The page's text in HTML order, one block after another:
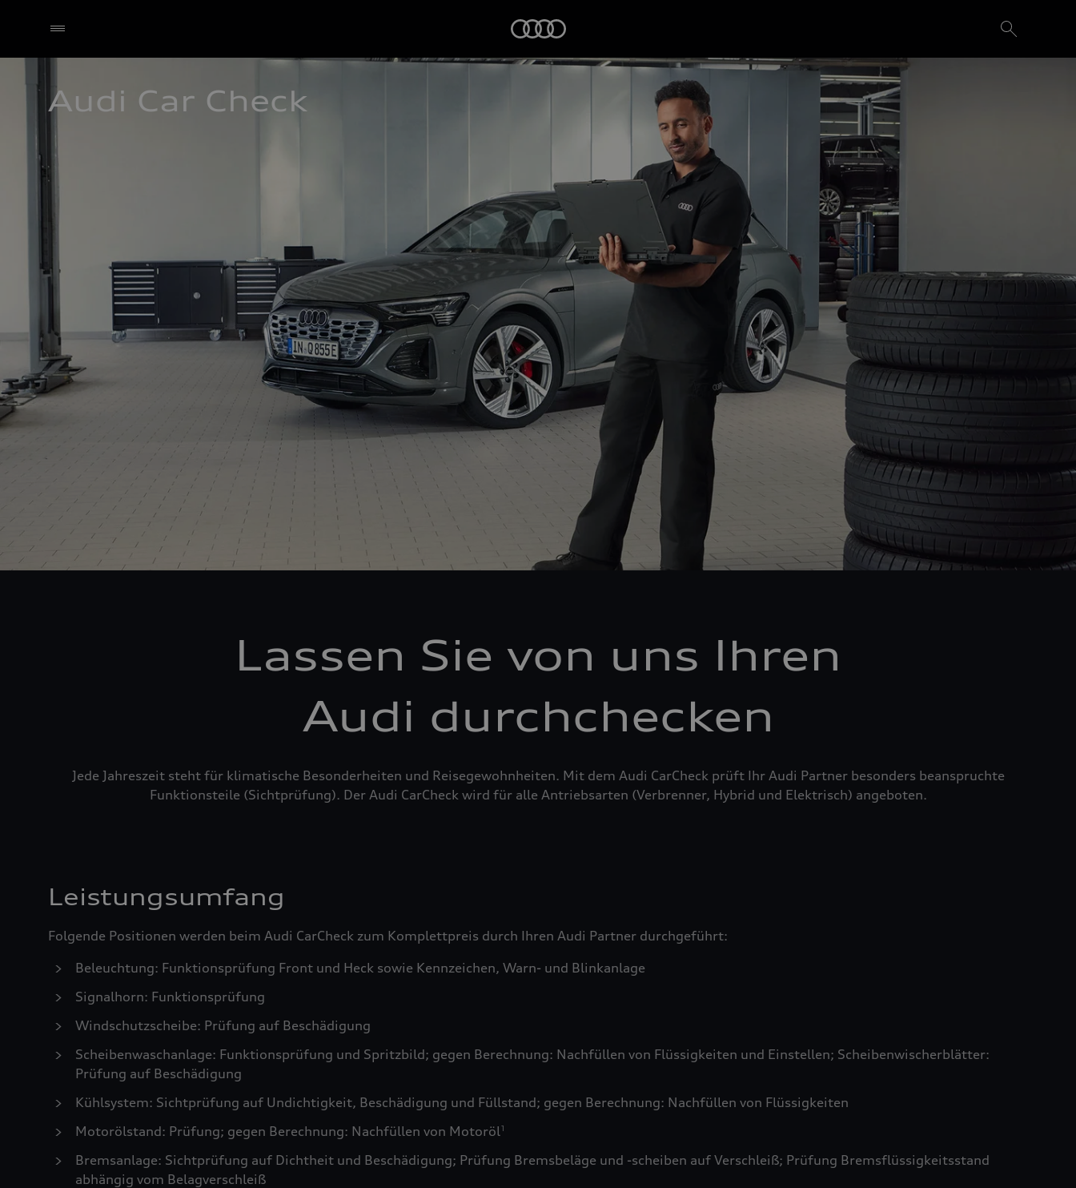
Audi Car Check
Lassen Sie von uns Ihren
Audi durchchecken
Jede Jahreszeit steht für klimatische Besonderheiten und Reisegewohnheiten. Mit dem Audi CarCheck prüft Ihr Audi Partner besonders beanspruchte
Funktionsteile (Sichtprüfung). Der Audi CarCheck wird für alle Antriebsarten (Verbrenner, Hybrid und Elektrisch) angeboten.
Leistungsumfang
Folgende Positionen werden beim Audi CarCheck zum Komplettpreis durch Ihren Audi Partner durchgeführt:
Beleuchtung: Funktionsprüfung Front und Heck sowie Kennzeichen, Warn- und Blinkanlage
Signalhorn: Funktionsprüfung
Windschutzscheibe: Prüfung auf Beschädigung
Scheibenwaschanlage: Funktionsprüfung und Spritzbild; gegen Berechnung: Nachfüllen von Flüssigkeiten und Einstellen; Scheibenwischerblätter:
Prüfung auf Beschädigung
Kühlsystem: Sichtprüfung auf Undichtigkeit, Beschädigung und Füllstand; gegen Berechnung: Nachfüllen von Flüssigkeiten
Motorölstand: Prüfung; gegen Berechnung: Nachfüllen von Motoröl1
Bremsanlage: Sichtprüfung auf Dichtheit und Beschädigung; Prüfung Bremsbeläge und -scheiben auf Verschleiß; Prüfung Bremsflüssigkeitsstand
abhängig vom Belagverschleiß